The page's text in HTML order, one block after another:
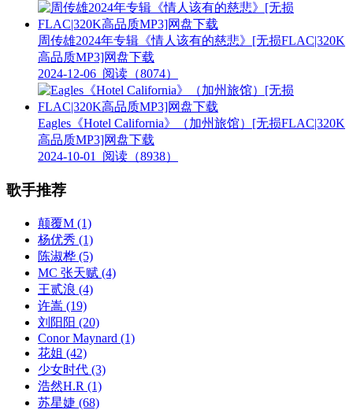
周传雄2024年专辑《情人该有的慈悲》[无损FLAC|320K
高品质MP3]网盘下载
2024-12-06 阅读（8074）
Eagles《Hotel California》（加州旅馆）[无损FLAC|320K
高品质MP3]网盘下载
2024-10-01
阅读（8938）
歌手推荐
颠覆M (1)
杨优秀 (1)
陈淑桦 (5)
MC 张天赋 (4)
王贰浪 (4)
许嵩 (19)
刘阳阳 (20)
Conor Maynard (1)
花姐 (42)
少女时代 (3)
浩然H.R (1)
苏星婕 (68)